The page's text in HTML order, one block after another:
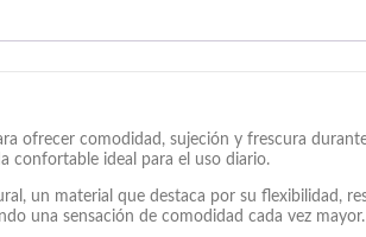
ofrecer comodidad, sujeción y frescura
confortable ideal para el uso diario.
un material que destaca por su flexibilidad,
una sensación de comodidad cada vez mayor.